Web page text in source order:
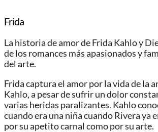
Frida
La historia de amor de Frida Kahlo y
de los romances más apasionados y
del arte.
Frida captura el amor por la vida de la
Kahlo, a pesar de sufrir un dolor
varias heridas paralizantes. Kahlo
cuando era una niña cuando Rivera ya
por su apetito carnal como por su arte.